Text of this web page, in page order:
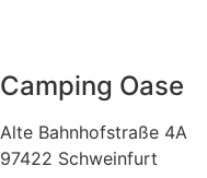
Camping Oase
Alte Bahnhofstraße 4A
97422 Schweinfurt